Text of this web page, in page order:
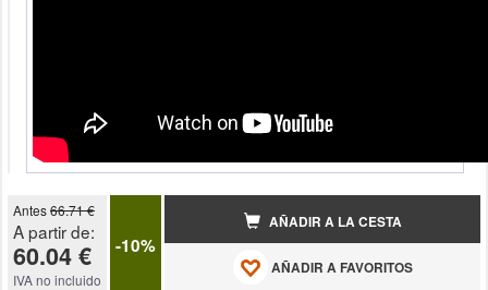
Antes66.71 €
A partir de:
60.04 €
IVA no incluido
-10%
AÑADIR A LA CESTA
AÑADIR A FAVORITOS